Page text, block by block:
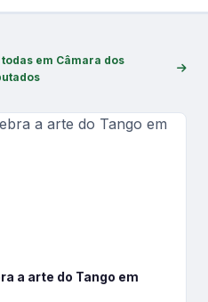
em Câmara dos
a arte do Tango em